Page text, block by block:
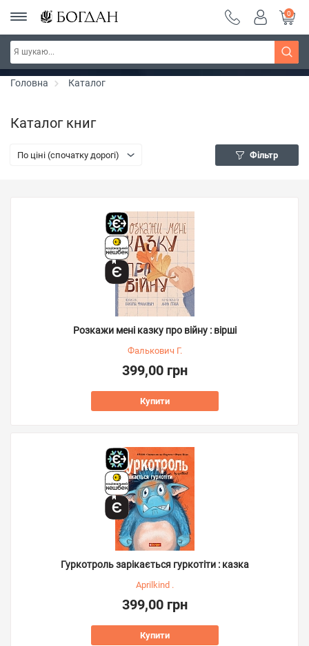
РОЗПРОДАЖ ~ 150 грн ~ 200 грн ~ 250 грн ~
300 грн ~ РОЗПРОДАЖ
Дізнатись більше
0
Головна Каталог
Каталог книг
По ціні (спочатку дорогі) Фільтр
Розкажи мені казку про війну : вірші
Фалькович Г.
399,00 грн
Купити
Гуркотроль зарікається гуркотіти : казка
Aprilkind .
399,00 грн
Купити